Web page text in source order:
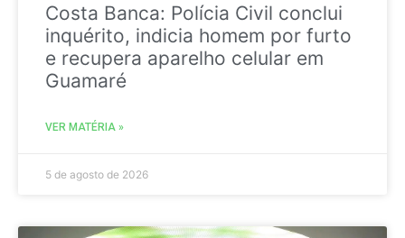
Costa Banca: Polícia Civil conclui
inquérito, indicia homem por furto
e recupera aparelho celular em
Guamaré
VER MATÉRIA »
5 de agosto de 2026